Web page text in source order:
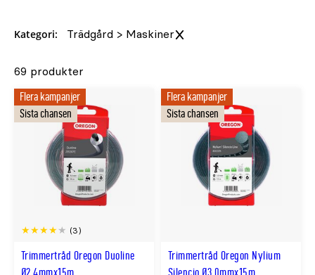
Kategori: Trädgård > Maskiner
69 produkter
Trimmertråd Oregon Duoline
(3)
Flera kampanjer
Sista chansen
Trimmertråd Oregon Nylium
Flera kampanjer
Sista chansen